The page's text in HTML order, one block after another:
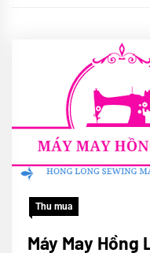
Thu mua
Máy May Hồng